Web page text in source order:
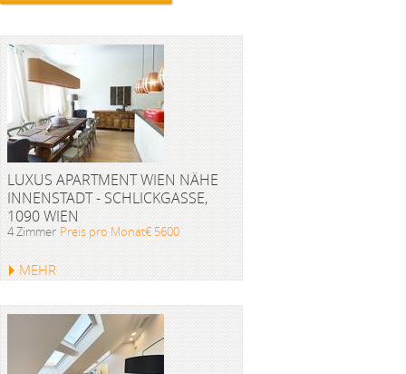
LUXUS APARTMENT WIEN NÄHE
INNENSTADT - SCHLICKGASSE,
1090 WIEN
4 Zimmer Preis pro Monat€ 5600
MEHR